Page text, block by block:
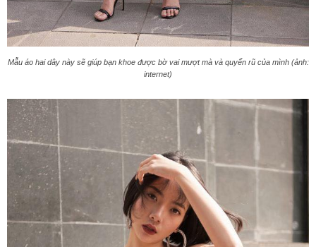
Mẫu áo hai dây này sẽ giúp bạn khoe được bờ vai mượt mà và quyến rũ của mình (ảnh:
internet)